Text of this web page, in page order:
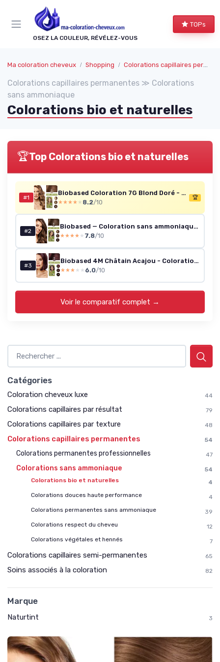
OSEZ LA COULEUR, RÉVÉLEZ-VOUS
TOPs
Ma coloration cheveux Shopping Colorations capillaires permanentes
Colorations capillaires permanentes ≫ Colorations
sans ammoniaque
Colorations bio et naturelles
🏆Top Colorations bio et naturelles
#1
Biobased Coloration 7G Blond Doré - Sans Ammoniaque - Lot de 3
★★★★★
★★★★★ 8.2/10
🏆
#2
Biobased — Coloration sans ammoniaque Châtain Clair Doré 5G (lot de 3)
★★★★★
★★★★★ 7.8/10
#3
Biobased 4M Châtain Acajou - Coloration sans ammoniaque (lot de 3)
★★★★★
★★★★★ 6.0/10
Voir le comparatif complet →
Catégories
Coloration cheveux luxe 44
Colorations capillaires par résultat 79
Colorations capillaires par texture 48
Colorations capillaires permanentes 54
Colorations permanentes professionnelles 47
Colorations sans ammoniaque
54
Colorations bio et naturelles
4
Colorations douces haute performance
4
Colorations permanentes sans ammoniaque
39
Colorations respect du cheveu
12
Colorations végétales et hennés
7
Colorations capillaires semi-permanentes 65
Soins associés à la coloration 82
Marque
Naturtint 3
Panneau de gestion des cookies